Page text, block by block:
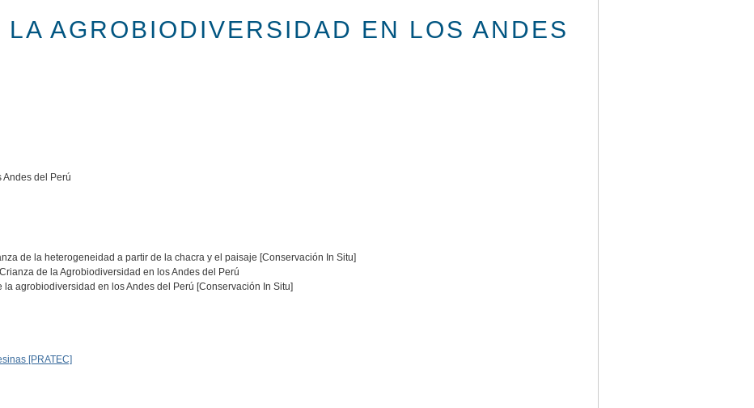
AGROBIODIVERSIDAD EN LOS ANDES
del Perú
de la heterogeneidad a partir de la chacra y el paisaje [Conservación In Situ]
de la Agrobiodiversidad en los Andes del Perú
agrobiodiversidad en los Andes del Perú [Conservación In Situ]
[PRATEC]